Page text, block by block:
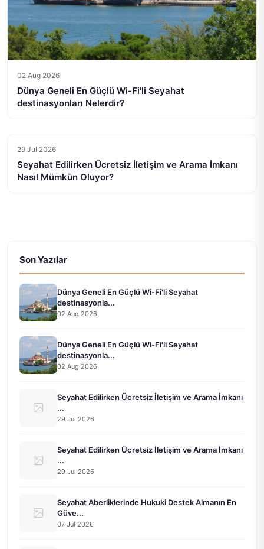
02 Aug 2026
Dünya Geneli En Güçlü Wi-Fi'li Seyahat
destinasyonları Nelerdir?
29 Jul 2026
Seyahat Edilirken Ücretsiz İletişim ve Arama İmkanı
Nasıl Mümkün Oluyor?
Son Yazılar
Dünya Geneli En Güçlü Wi-Fi'li Seyahat
destinasyonla...
02 Aug 2026
Dünya Geneli En Güçlü Wi-Fi'li Seyahat
destinasyonla...
02 Aug 2026
Seyahat Edilirken Ücretsiz İletişim ve Arama İmkanı
...
29 Jul 2026
Seyahat Edilirken Ücretsiz İletişim ve Arama İmkanı
...
29 Jul 2026
Seyahat Aberliklerinde Hukuki Destek Almanın En
Güve...
07 Jul 2026